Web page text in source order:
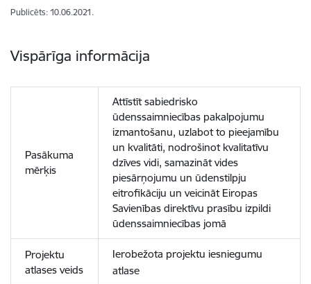
Publicēts: 10.06.2021.
Vispārīga informācija
Pasākuma
mērķis
Attīstīt sabiedrisko
ūdenssaimniecības pakalpojumu
izmantošanu, uzlabot to pieejamību
un kvalitāti, nodrošinot kvalitatīvu
dzīves vidi, samazināt vides
piesārņojumu un ūdenstilpju
eitrofikāciju un veicināt Eiropas
Savienības direktīvu prasību izpildi
ūdenssaimniecības jomā
Projektu
atlases veids
Ierobežota projektu iesniegumu
atlase